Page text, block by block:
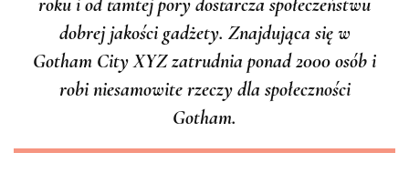
dobrej jakości gadżety. Znajdująca się w
Gotham City XYZ zatrudnia ponad 2000 osób i
robi niesamowite rzeczy dla społeczności
Gotham.